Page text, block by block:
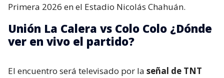
Primera 2026 en el Estadio Nicolás Chahuán.
Unión La Calera vs Colo Colo ¿Dónde
ver en vivo el partido?
El encuentro será televisado por la señal de TNT